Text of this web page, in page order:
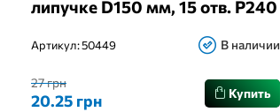
липучке D150 мм, 15 отв. P240
Артикул:50449 В наличии
27 грн
20.25 грн Купить